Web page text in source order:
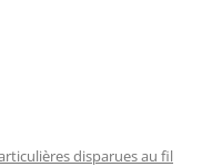
disparues au fil